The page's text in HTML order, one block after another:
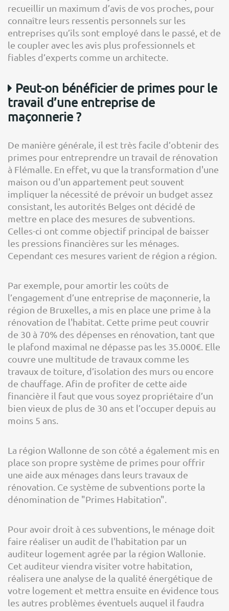
recueillir un maximum d’avis de vos proches, pour
connaître leurs ressentis personnels sur les
entreprises qu’ils sont employé dans le passé, et de
le coupler avec les avis plus professionnels et
fiables d’experts comme un architecte.
Peut-on bénéficier de primes pour le
travail d’une entreprise de
maçonnerie ?
De manière générale, il est très facile d’obtenir des
primes pour entreprendre un travail de rénovation
à Flémalle. En effet, vu que la transformation d'une
maison ou d'un appartement peut souvent
impliquer la nécessité de prévoir un budget assez
consistant, les autorités Belges ont décidé de
mettre en place des mesures de subventions.
Celles-ci ont comme objectif principal de baisser
les pressions financières sur les ménages.
Cependant ces mesures varient de région a région.
Par exemple, pour amortir les coûts de
l’engagement d’une entreprise de maçonnerie, la
région de Bruxelles, a mis en place une prime à la
rénovation de l'habitat. Cette prime peut couvrir
de 30 à 70% des dépenses en rénovation, tant que
le plafond maximal ne dépasse pas les 35.000€. Elle
couvre une multitude de travaux comme les
travaux de toiture, d’isolation des murs ou encore
de chauffage. Afin de profiter de cette aide
financière il faut que vous soyez propriétaire d’un
bien vieux de plus de 30 ans et l’occuper depuis au
moins 5 ans.
La région Wallonne de son côté a également mis en
place son propre système de primes pour offrir
une aide aux ménages dans leurs travaux de
rénovation. Ce système de subventions porte la
dénomination de "Primes Habitation".
Pour avoir droit à ces subventions, le ménage doit
faire réaliser un audit de l'habitation par un
auditeur logement agrée par la région Wallonie.
Cet auditeur viendra visiter votre habitation,
réalisera une analyse de la qualité énergétique de
votre logement et mettra ensuite en évidence tous
les autres problèmes éventuels auquel il faudra